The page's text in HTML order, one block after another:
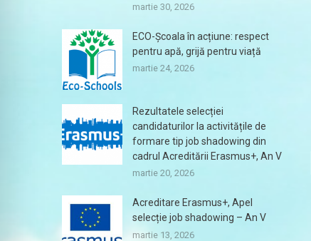
martie 30, 2026
ECO-Școala în acțiune: respect
pentru apă, grijă pentru viață
martie 24, 2026
Rezultatele selecției
candidaturilor la activitățile de
formare tip job shadowing din
cadrul Acreditării Erasmus+, An V
martie 20, 2026
Acreditare Erasmus+, Apel
selecție job shadowing – An V
martie 13, 2026